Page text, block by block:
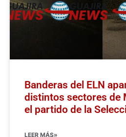
Banderas del ELN
distintos sectores de
el partido de la
LEER MÁS»